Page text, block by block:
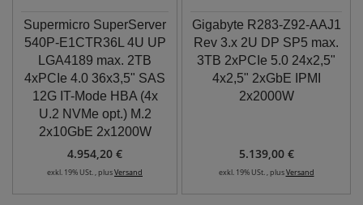
Supermicro SuperServer
540P-E1CTR36L 4U UP
LGA4189 max. 2TB
4xPCIe 4.0 36x3,5" SAS
12G IT-Mode HBA (4x
U.2 NVMe opt.) M.2
2x10GbE 2x1200W
4.954,20 €
exkl. 19% USt. , plusVersand
Gigabyte R283-Z92-AAJ1
Rev 3.x 2U DP SP5 max.
3TB 2xPCIe 5.0 24x2,5"
4x2,5" 2xGbE IPMI
2x2000W
5.139,00 €
exkl. 19% USt. , plusVersand